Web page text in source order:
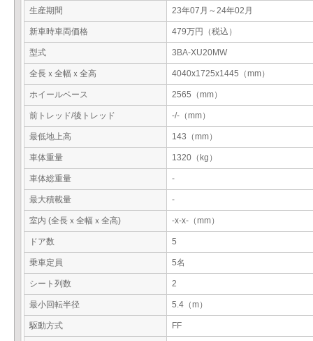
生産期間 23年07月～24年02月
新車時車両価格 479万円（税込）
型式 3BA-XU20MW
全長ｘ全幅ｘ全高 4040x1725x1445（mm）
ホイールベース 2565（mm）
前トレッド/後トレッド -/-（mm）
最低地上高 143（mm）
車体重量 1320（kg）
車体総重量 -
最大積載量 -
室内 (全長ｘ全幅ｘ全高) -x-x-（mm）
ドア数 5
乗車定員 5名
シート列数 2
最小回転半径 5.4（m）
駆動方式 FF